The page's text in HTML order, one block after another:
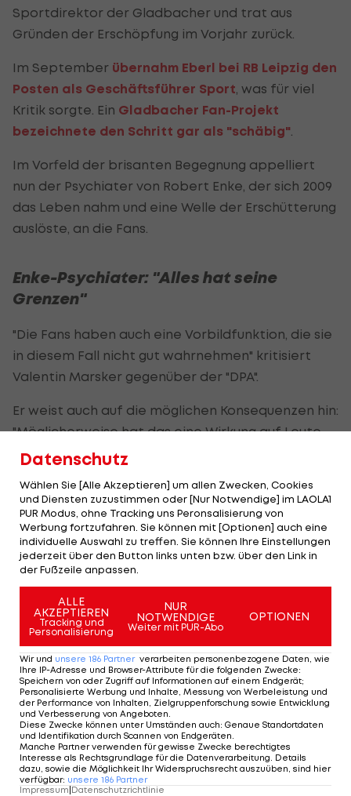
Sportdirektor der Gladbacher und trat aus
Gründen der Erschöpfung im Vorjahr zurück.
Im September übernahm Eberl bei RB Leipzig den
Posten als Geschäftsführer Sport , was für viel
Kritik sorgte. Ein Gladbacher Fan-Projekt
bezeichnete den Schritt gar als "schäbig"
Im Vorfeld der brisanten Begegnung appelliert
nun der Psychiater von Robert Enke, der sich 2009
das Leben nahm und eine Welle der Erschütterung
auslöste, an die Fans.
Enke-Psychiater: "Alles hat seine
Grenzen"
"Die Fans haben auch eine Vorbildfunktion, die sie
in diesem Fall nicht gut wahrnehmen" kritisiert
Valentin Marsker gegenüber der "DPA".
Er weist auch auf die möglichen Konsequenzen hin:
"Möglicherweise hat das eine Wirkung auf Leute,
die sich dann vielleicht nicht trauen, zu ihren
Öffentlichkeit, sondern in erster Linie sich selbst
gegenüber."
Die Fans hätten eine "riesige Verantwortung, die
sie sich meist gar nicht bewusst machen", rügt er.
Eberl wird wohl mit erneuten groben
Anfeindungen der Gladbacher Fans rechnen
müssen, Markser sieht den 49-Jährigen aber
einigermaßen gut gerüstet dafür. "Sportler sind
professionelle Kämpfer. Sie trainieren sich in ihrer
Laufbahn an, damit umzugehen", hält er fest.
Jedoch habe "alles seine Grenzen", so der
Mediziner.
"Was Spieler nicht lernen, ist, wie man mit
Datenschutz
Wählen Sie [Alle Akzeptieren] um allen Zwecken, Cookies
und Diensten zuzustimmen oder [Nur Notwendige] im LAOLA1
PUR Modus, ohne Tracking uns Peronsalisierung von
Werbung fortzufahren. Sie können mit [Optionen] auch eine
individuelle Auswahl zu treffen. Sie können Ihre Einstellungen
jederzeit über den Button links unten bzw. über den Link in
der Fußzeile anpassen.
ALLE
AKZEPTIEREN
Tracking und
Personalisierung
NUR
NOTWENDIGE
Weiter mit PUR-Abo
OPTIONEN
Wir und unsere 186 Partner verarbeiten personenbezogene Daten, wie
Ihre IP-Adresse und Browser-Attribute für die folgenden Zwecke:
Speichern von oder Zugriff auf Informationen auf einem Endgerät;
Personalisierte Werbung und Inhalte, Messung von Werbeleistung und
der Performance von Inhalten, Zielgruppenforschung sowie Entwicklung
und Verbesserung von Angeboten
Diese Zwecke können unter Umständen auch: Genaue Standortdaten
und Identifikation durch Scannen von Endgeräten
Manche Partner verwenden für gewisse Zwecke berechtigtes
Interesse als Rechtsgrundlage für die Datenverarbeitung. Details
dazu, sowie die Möglichkeit Ihr Widerspruchsrecht auszuüben, sind hier
verfügbar: unsere 186 Partner
Impressum|Datenschutzrichtlinie